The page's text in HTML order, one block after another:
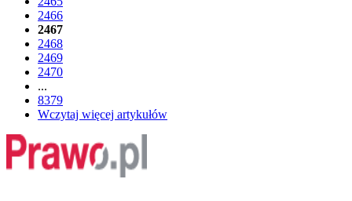
2466
2467
2468
2469
2470
...
8379
Wczytaj więcej artykułów